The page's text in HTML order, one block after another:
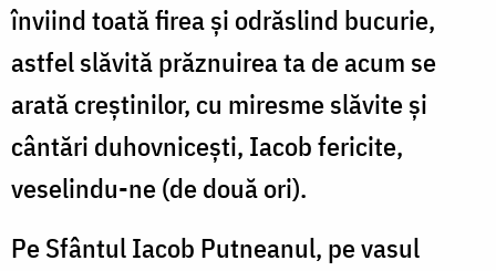
înviind toată firea şi odrăslind bucurie,
astfel slăvită prăznuirea ta de acum se
arată creştinilor, cu miresme slăvite și
cântări duhovniceşti, Iacob fericite,
veselindu-ne (de două ori).
Pe Sfântul Iacob Putneanul, pe vasul